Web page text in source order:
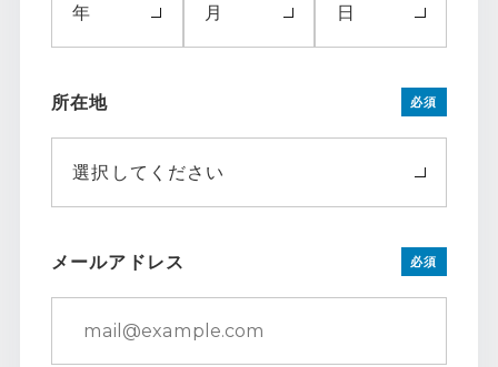
年 月 日
所在地 必須
選択してください
メールアドレス 必須